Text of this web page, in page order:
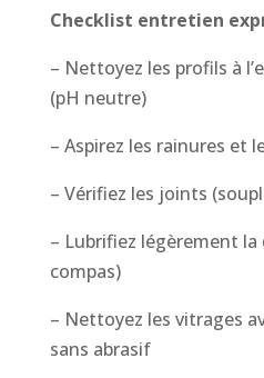
Checklist entretien
– Nettoyez les profils à
(pH neutre)
– Aspirez les rainures et
– Vérifiez les joints
– Lubrifiez légèrement la
compas)
– Nettoyez les vitrages
sans abrasif